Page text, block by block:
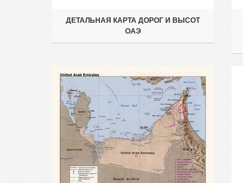
ДЕТАЛЬНАЯ КАРТА ДОРОГ И ВЫСОТ
ОАЭ